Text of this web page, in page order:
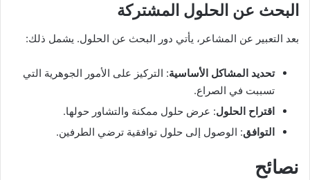
البحث عن الحلول المشتركة
بعد التعبير عن المشاعر، يأتي دور البحث عن الحلول. يشمل ذلك:
تحديد المشاكل الأساسية: التركيز على الأمور الجوهرية التي
تسببت في الصراع.
اقتراح الحلول: عرض حلول ممكنة والتشاور حولها.
التوافق: الوصول إلى حلول توافقية ترضي الطرفين.
نصائح